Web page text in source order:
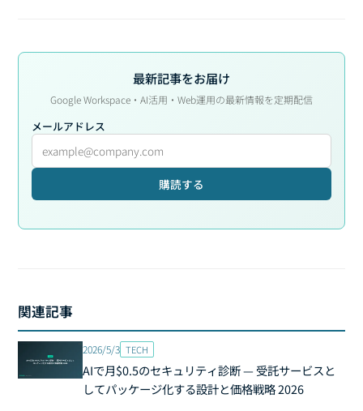
最新記事をお届け
Google Workspace・AI活用・Web運用の最新情報を定期配信
メールアドレス
購読する
関連記事
2026/5/3 TECH
AIで月$0.5のセキュリティ診断 — 受託サービスと
してパッケージ化する設計と価格戦略 2026